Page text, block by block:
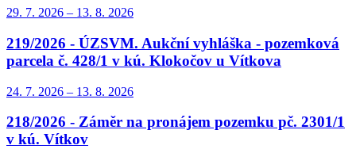
29. 7. 2026 – 13. 8. 2026
219/2026 - ÚZSVM. Aukční vyhláška - pozemková
parcela č. 428/1 v kú. Klokočov u Vítkova
24. 7. 2026 – 13. 8. 2026
218/2026 - Záměr na pronájem pozemku pč. 2301/1
v kú. Vítkov